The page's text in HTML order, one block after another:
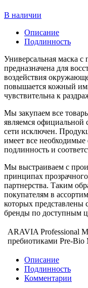
В наличии
Описание
Подлинность
Универсальная маска с
предназначена для
воздействия
повышается кожный
чувствительна к
Мы закупаем все
являемся официальной
сети исключен.
имеет все
подлинность и
Мы выстраиваем с
принципах
партнерства. Таким
покупателям в
которых представлены
бренды по доступным
ARAVIA Professional
пребиотиками Pre-Bio
Описание
Подлинность
Комментарии